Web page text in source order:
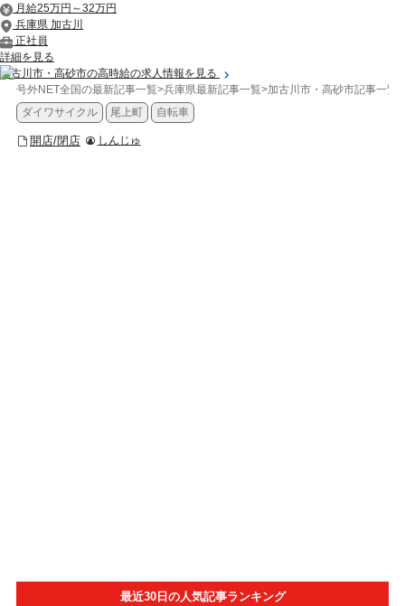
月給25万円～32万円
兵庫県 加古川
正社員
詳細を見る
加古川市・高砂市の高時給の求人情報を見る
号外NET全国の最新記事一覧>兵庫県最新記事一覧>加古川市・高砂市記事一覧
ダイワサイクル
尾上町 自転車
開店/閉店 しんじゅ
最近30日の人気記事ランキング